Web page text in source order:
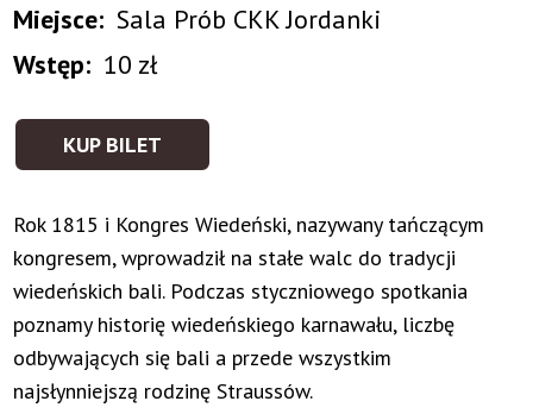
Miejsce Sala Prób CKK Jordanki
Wstęp
10 zł
KUP BILET
Rok 1815 i Kongres Wiedeński, nazywany tańczącym
kongresem, wprowadził na stałe walc do tradycji
wiedeńskich bali. Podczas styczniowego spotkania
poznamy historię wiedeńskiego karnawału, liczbę
odbywających się bali a przede wszystkim
najsłynniejszą rodzinę Straussów.